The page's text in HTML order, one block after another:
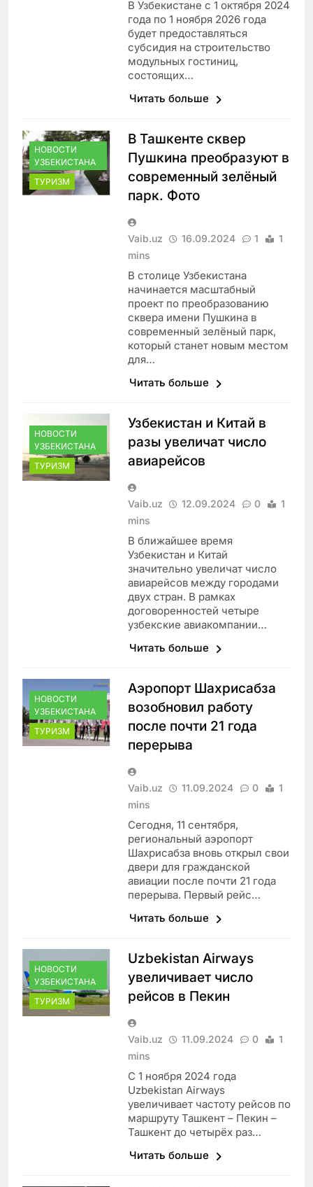
В Узбекистане с 1 октября 2024
года по 1 ноября 2026 года
будет предоставляться
субсидия на строительство
модульных гостиниц,
состоящих…
Читать больше
НОВОСТИ
УЗБЕКИСТАНА
ТУРИЗМ
В Ташкенте сквер
Пушкина преобразуют в
современный зелёный
парк. Фото
Vaib.uz 16.09.2024 1
1
mins
В столице Узбекистана
начинается масштабный
проект по преобразованию
сквера имени Пушкина в
современный зелёный парк,
который станет новым местом
для…
Читать больше
НОВОСТИ
УЗБЕКИСТАНА
ТУРИЗМ
Узбекистан и Китай в
разы увеличат число
авиарейсов
Vaib.uz 12.09.2024 0
1
mins
В ближайшее время
Узбекистан и Китай
значительно увеличат число
авиарейсов между городами
двух стран. В рамках
договоренностей четыре
узбекские авиакомпании…
Читать больше
НОВОСТИ
УЗБЕКИСТАНА
ТУРИЗМ
Аэропорт Шахрисабза
возобновил работу
после почти 21 года
перерыва
Vaib.uz 11.09.2024 0
1
mins
Сегодня, 11 сентября,
региональный аэропорт
Шахрисабза вновь открыл свои
двери для гражданской
авиации после почти 21 года
перерыва. Первый рейс…
Читать больше
НОВОСТИ
УЗБЕКИСТАНА
ТУРИЗМ
Uzbekistan Airways
увеличивает число
рейсов в Пекин
Vaib.uz 11.09.2024 0
1
mins
С 1 ноября 2024 года
Uzbekistan Airways
увеличивает частоту рейсов по
маршруту Ташкент – Пекин –
Ташкент до четырёх раз…
Читать больше